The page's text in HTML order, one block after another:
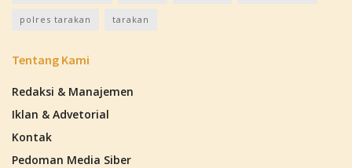
polres tarakan tarakan
Tentang Kami
Redaksi & Manajemen
Iklan & Advetorial
Kontak
Pedoman Media Siber